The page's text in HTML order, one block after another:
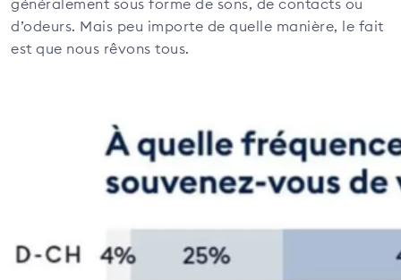
généralement sous forme de sons, de contacts ou
d’odeurs. Mais peu importe de quelle manière, le fait
est que nous rêvons tous.